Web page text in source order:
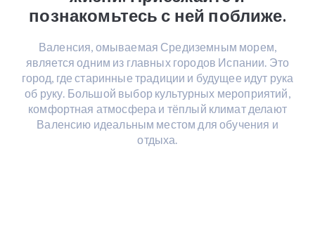
познакомьтесь с ней поближе.
Валенсия, омываемая Средиземным морем,
является одним из главных городов Испании. Это
город, где старинные традиции и будущее идут рука
об руку. Большой выбор культурных мероприятий,
комфортная атмосфера и тёплый климат делают
Валенсию идеальным местом для обучения и
отдыха.